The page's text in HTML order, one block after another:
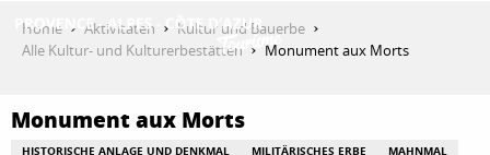
Home Aktivitäten
Kultur und Bauerbe
Alle Kultur- und Kulturerbestätten
Monument aux Morts
Monument aux Morts
HISTORISCHE ANLAGE UND DENKMAL MILITÄRISCHES ERBE
MAHNMAL